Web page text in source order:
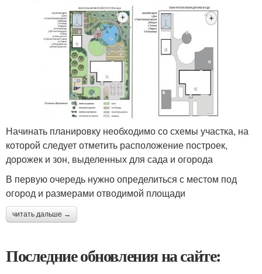
Начинать планировку необходимо со схемы участка, на
которой следует отметить расположение построек,
дорожек и зон, выделенных для сада и огорода
В первую очередь нужно определиться с местом под
огород и размерами отводимой площади
читать дальше →
Последние обновления на сайте: